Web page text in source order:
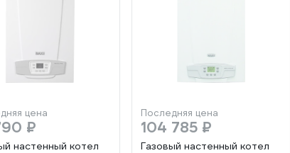
цена
₽
настенный котел
Последняя цена
104 785 ₽
Газовый настенный котел